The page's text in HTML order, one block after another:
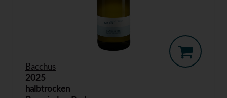
Bacchus
2025
halbtrocken